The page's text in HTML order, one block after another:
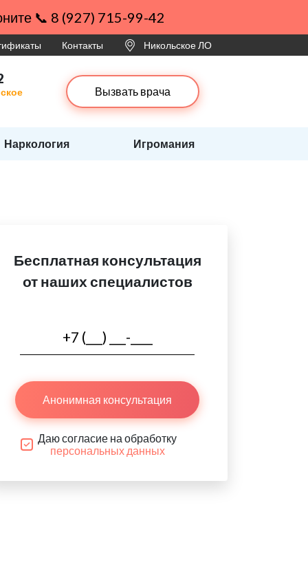
📞 8 (927) 715-99-42
Контакты Никольское ЛО
Вызвать врача
Наркология Игромания
Бесплатная консультация
от наших специалистов
Анонимная консультация
Даю согласие на обработку
персональных данных